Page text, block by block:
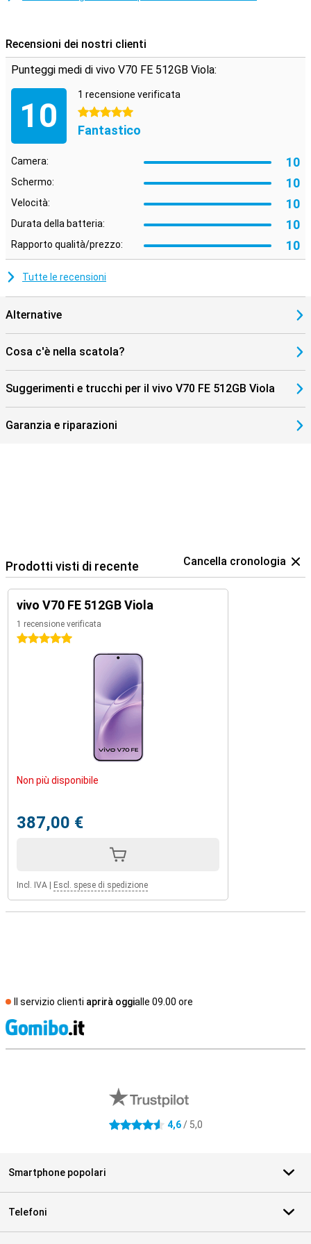
Recensioni dei nostri clienti
Punteggi medi di vivo V70 FE 512GB Viola:
10
1 recensione verificata
5 stelle
Fantastico
Camera: 10
Schermo: 10
Velocità: 10
Durata della batteria: 10
Rapporto qualità/prezzo: 10
Tutte le recensioni
Alternative
Cosa c'è nella scatola?
Suggerimenti e trucchi per il vivo V70 FE 512GB Viola
Garanzia e riparazioni
Prodotti visti di recente Cancella cronologia
vivo V70 FE 512GB Viola
1 recensione verificata
5 stelle
Non più disponibile
387,00 €
Incl. IVA Escl. spese di spedizione
Il servizio clienti aprirà oggialle 09.00 ore
4.6 stelle 4,6/ 5,0
Smartphone popolari
Telefoni